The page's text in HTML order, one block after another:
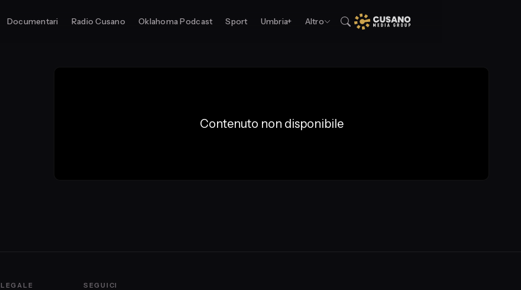
Documentari Radio Cusano Oklahoma Podcast Sport Umbria+ Altro
Contenuto non disponibile
LEGALE SEGUICI